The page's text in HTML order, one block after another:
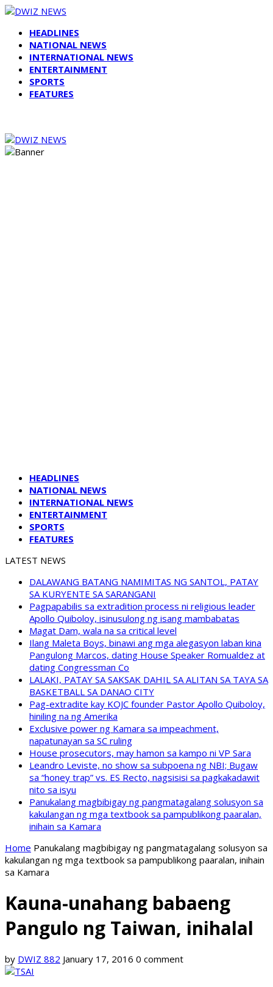
HEADLINES
NATIONAL NEWS
INTERNATIONAL NEWS
ENTERTAINMENT
SPORTS
FEATURES
HEADLINES
NATIONAL NEWS
INTERNATIONAL NEWS
ENTERTAINMENT
SPORTS
FEATURES
LATEST NEWS
DALAWANG BATANG NAMIMITAS NG SANTOL, PATAY
SA KURYENTE SA SARANGANI
Pagpapabilis sa extradition process ni religious leader
Apollo Quiboloy, isinusulong ng isang mambabatas
Magat Dam, wala na sa critical level
Ilang Maleta Boys, binawi ang mga alegasyon laban kina
Pangulong Marcos, dating House Speaker Romualdez at
dating Congressman Co
LALAKI, PATAY SA SAKSAK DAHIL SA ALITAN SA TAYA SA
BASKETBALL SA DANAO CITY
Pag-extradite kay KOJC founder Pastor Apollo Quiboloy,
hiniling na ng Amerika
Exclusive power ng Kamara sa impeachment,
napatunayan sa SC ruling
House prosecutors, may hamon sa kampo ni VP Sara
Leandro Leviste, no show sa subpoena ng NBI; Bugaw
sa “honey trap” vs. ES Recto, nagsisisi sa pagkakadawit
nito sa isyu
Panukalang magbibigay ng pangmatagalang solusyon sa
kakulangan ng mga textbook sa pampublikong paaralan,
inihain sa Kamara
Home Panukalang magbibigay ng pangmatagalang solusyon sa
kakulangan ng mga textbook sa pampublikong paaralan, inihain
sa Kamara
Kauna-unahang babaeng
Pangulo ng Taiwan, inihalal
by DWIZ 882 January 17, 2016 0 comment